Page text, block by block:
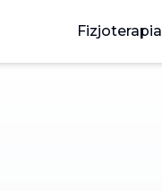
Fizjoterapia